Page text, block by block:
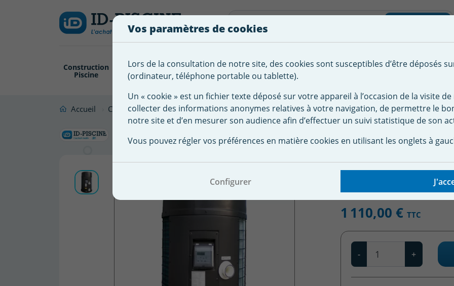
Construction
Piscine
Revêtement
Piscine
Pompe
Filtration
Traitement de
l'eau
Robot
Piscine
Chauffage & Couverture Autour de la
Accueil Chauffage piscine & Déshumidificateur Pompe à Chaleur Piscine Pompe à Chaleur ID-PAC
Pompe à chaleur ID-PAC Tonga
1 110,00 € TTC
Qté
- +
Vos paramètres de cookies
Lors de la consultation de notre site, des cookies sont susceptibles d’être déposés
(ordinateur, téléphone portable ou tablette).
Un « cookie » est un fichier texte déposé sur votre appareil à l’occasion de la visite
collecter des informations anonymes relatives à votre navigation, de permettre le
notre site et d’en mesurer son audience afin d’effectuer un suivi statistique de son
Vous pouvez régler vos préférences en matière cookies en utilisant les onglets à
Configurer